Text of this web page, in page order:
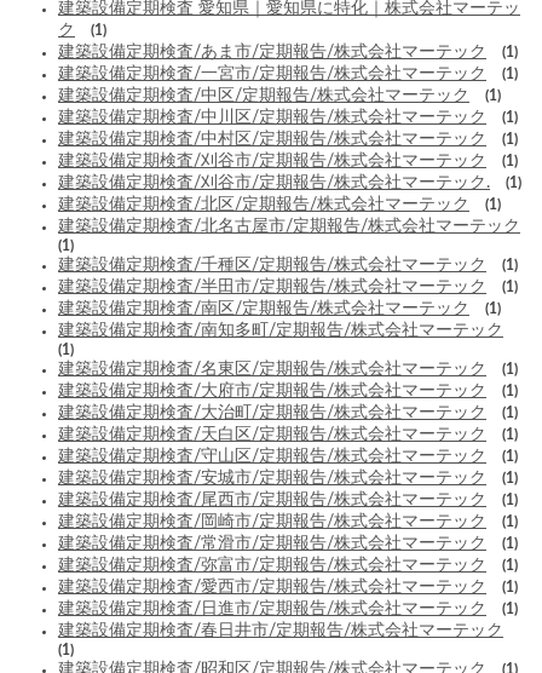
建築設備定期検査 愛知県｜愛知県に特化｜株式会社マーテッ
ク
(1)
建築設備定期検査/あま市/定期報告/株式会社マーテック (1)
建築設備定期検査/一宮市/定期報告/株式会社マーテック (1)
建築設備定期検査/中区/定期報告/株式会社マーテック (1)
建築設備定期検査/中川区/定期報告/株式会社マーテック (1)
建築設備定期検査/中村区/定期報告/株式会社マーテック (1)
建築設備定期検査/刈谷市/定期報告/株式会社マーテック (1)
建築設備定期検査/刈谷市/定期報告/株式会社マーテック. (1)
建築設備定期検査/北区/定期報告/株式会社マーテック (1)
建築設備定期検査/北名古屋市/定期報告/株式会社マーテック
(1)
建築設備定期検査/千種区/定期報告/株式会社マーテック (1)
建築設備定期検査/半田市/定期報告/株式会社マーテック (1)
建築設備定期検査/南区/定期報告/株式会社マーテック (1)
建築設備定期検査/南知多町/定期報告/株式会社マーテック
(1)
建築設備定期検査/名東区/定期報告/株式会社マーテック (1)
建築設備定期検査/大府市/定期報告/株式会社マーテック (1)
建築設備定期検査/大治町/定期報告/株式会社マーテック (1)
建築設備定期検査/天白区/定期報告/株式会社マーテック (1)
建築設備定期検査/守山区/定期報告/株式会社マーテック (1)
建築設備定期検査/安城市/定期報告/株式会社マーテック (1)
建築設備定期検査/尾西市/定期報告/株式会社マーテック (1)
建築設備定期検査/岡崎市/定期報告/株式会社マーテック (1)
建築設備定期検査/常滑市/定期報告/株式会社マーテック (1)
建築設備定期検査/弥富市/定期報告/株式会社マーテック (1)
建築設備定期検査/愛西市/定期報告/株式会社マーテック (1)
建築設備定期検査/日進市/定期報告/株式会社マーテック (1)
建築設備定期検査/春日井市/定期報告/株式会社マーテック
(1)
建築設備定期検査/昭和区/定期報告/株式会社マーテック (1)